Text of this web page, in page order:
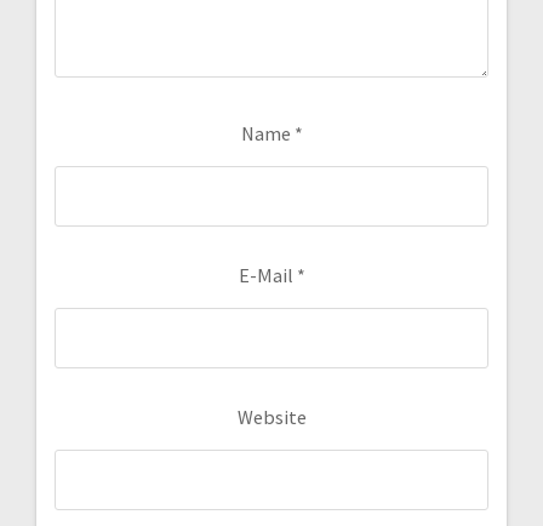
Name *
E-Mail *
Website